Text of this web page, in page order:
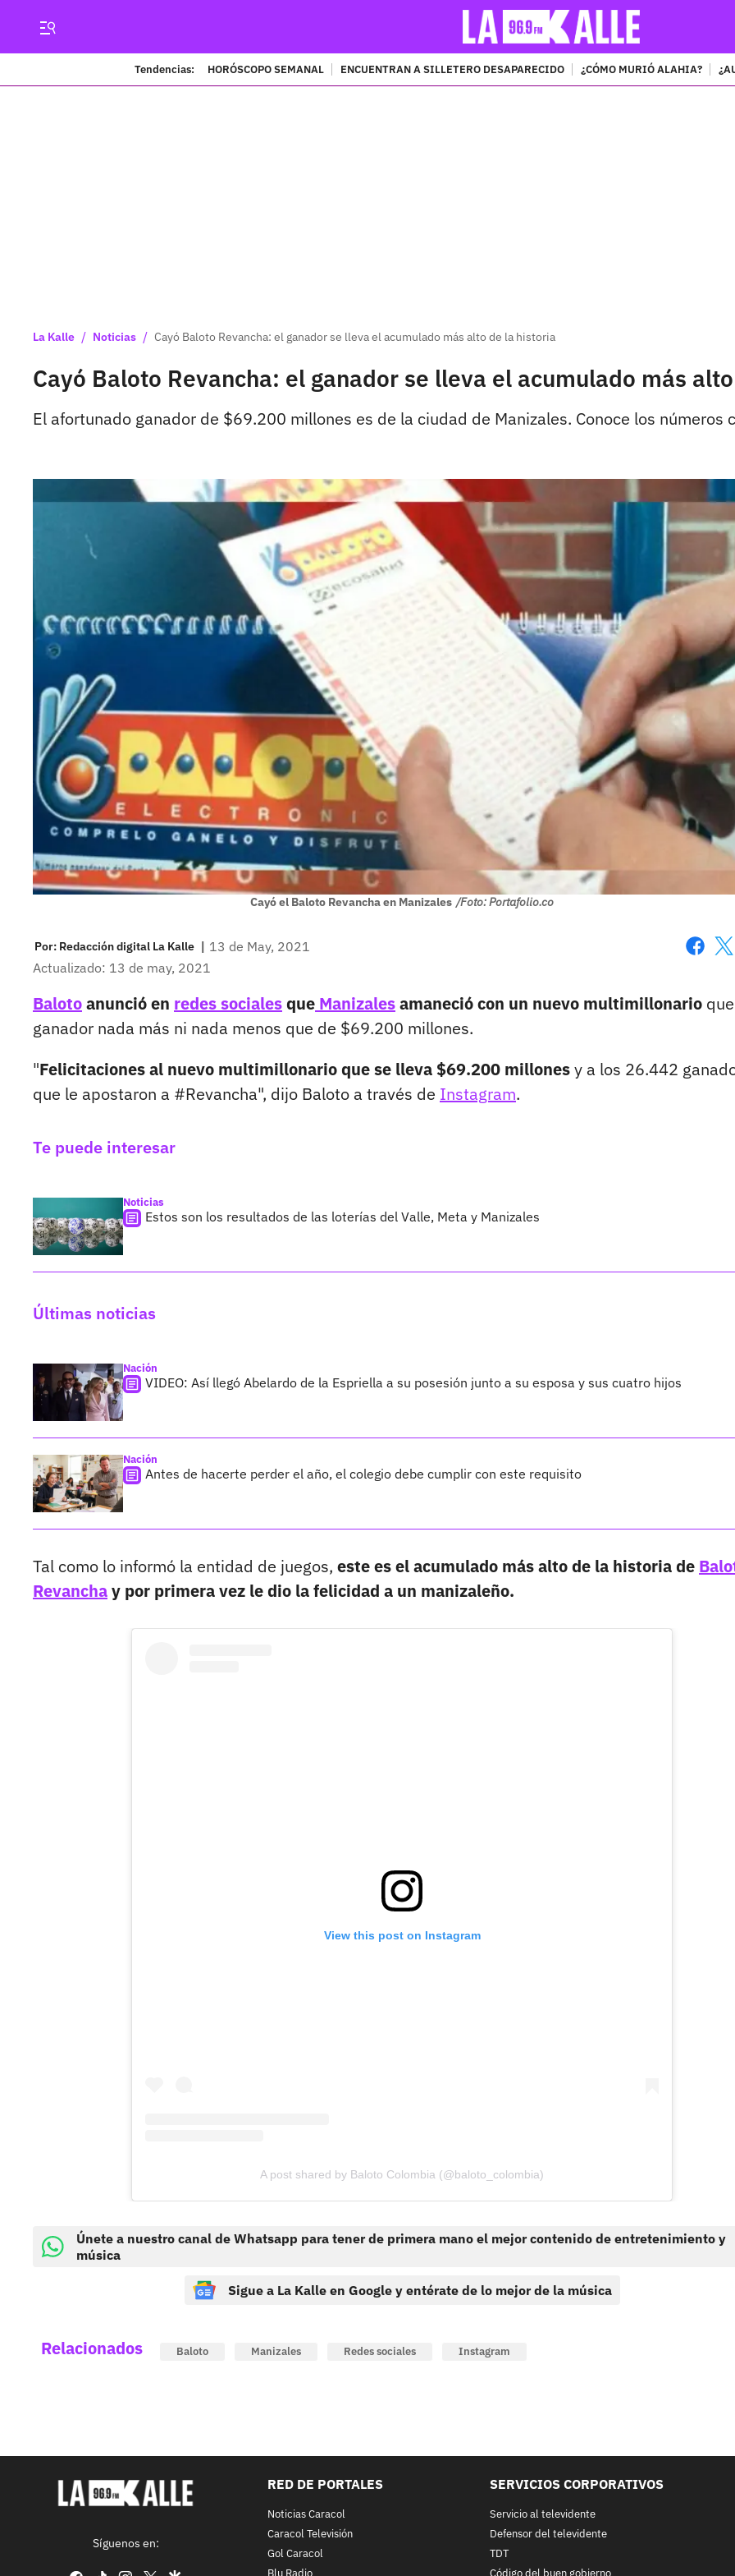
Tendencias: HORÓSCOPO SEMANAL ENCUENTRAN A SILLETERO DESAPARECIDO ¿CÓMO MURIÓ ALAHIA?
La Kalle / Noticias / Cayó Baloto Revancha: el ganador se lleva el acumulado más alto de la historia
Cayó Baloto Revancha: el ganador se lleva el acumulado más
El afortunado ganador de $69.200 millones es de la ciudad de Manizales. Conoce los
Cayó el Baloto Revancha en Manizales /Foto: Portafolio.co
Por: Redacción digital La Kalle | 13 de May, 2021
Actualizado: 13 de may, 2021
Balotoanunció en redes socialesque Manizalesamaneció con un nuevo multimillonario
ganador nada más ni nada menos que de $69.200 millones.
"Felicitaciones al nuevo multimillonario que se lleva $69.200 millonesy a los 26.442
que le apostaron a #Revancha", dijo Baloto a través de Instagram.
Te puede interesar
Noticias
Estos son los resultados de las loterías del Valle, Meta y Manizales
Últimas noticias
Nación
VIDEO: Así llegó Abelardo de la Espriella a su posesión junto a su esposa y sus cuatro hijos
Nación
Antes de hacerte perder el año, el colegio debe cumplir con este requisito
Tal como lo informó la entidad de juegos, este es el acumulado más alto de la historia de
Revanchay por primera vez le dio la felicidad a un manizaleño.
View this post on Instagram
A post shared by Baloto Colombia (@baloto_colombia)
Únete a nuestro canal de Whatsapp para tener de primera mano el mejor contenido de entretenimiento y
música
Sigue a La Kalle en Google y entérate de lo mejor de la música
Relacionados Baloto Manizales Redes sociales Instagram
Síguenos en:
RED DE PORTALES
Noticias Caracol
Caracol Televisión
Gol Caracol
Blu Radio
SERVICIOS CORPORATIVOS
Servicio al televidente
Defensor del televidente
TDT
Código del buen gobierno